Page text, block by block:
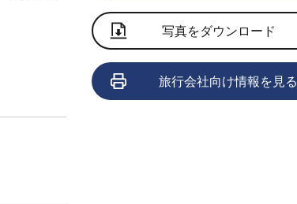
写真をダウンロード
旅行会社向け情報を見る